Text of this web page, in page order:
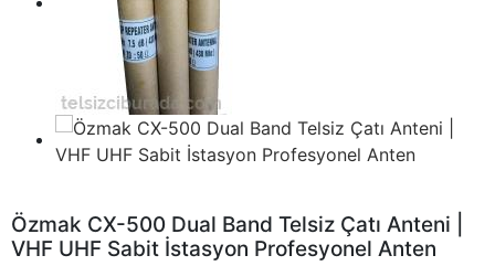
Özmak CX-500 Dual Band Telsiz Çatı Anteni |
VHF UHF Sabit İstasyon Profesyonel Anten